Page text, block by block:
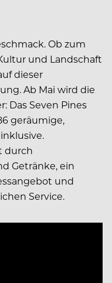
Ob zum
und Landschaft
dieser
Ab Mai wird die
Das Seven Pines
geräumige,
durch
Getränke, ein
und
Service.